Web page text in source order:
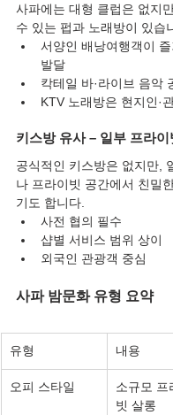
사파에는 대형 클럽은 없지
수 있는 펍과 노래방이 있습
서양인 배낭여행객이
발달
칵테일 바·라이브 음악
KTV 노래방은 현지인·
키스방 유사 – 일부 프라이
공식적인 키스방은 없지만,
나 프라이빗 공간에서 친밀
기도 합니다.
사전 협의 필수
샵별 서비스 범위 상이
외국인 관광객 중심
사파 밤문화 유형 요약
유형 내용
오피 스타일
소규모 프
빗 살롱